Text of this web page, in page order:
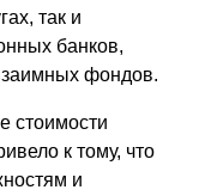
так и
банков,
фондов.
стоимости
к тому, что
и